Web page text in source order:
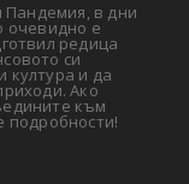
Пандемия, в дни
очевидно е
редица
си
култура и да
Ако
към
подробности!